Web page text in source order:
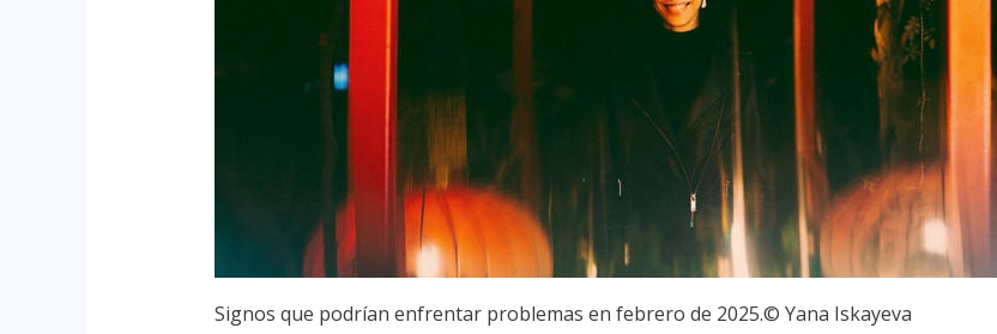
Signos que podrían enfrentar problemas en febrero de 2025.© Yana Iskayeva